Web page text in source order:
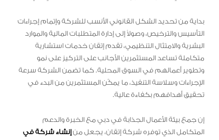
بداية من تحديد الشكل القانوني الأنسب للشركة وإتمام إجراءات
التأسيس والترخيص، وصولاً إلى إدارة المتطلبات المالية والموارد
البشرية والامتثال التنظيمي، تقدم إتقان خدمات استشارية
متكاملة تساعد المستثمرين الأجانب على التركيز على نمو
وتطوير أعمالهم في السوق المحلية. كما تضمن الشركة سرعة
الإجراءات وسلاسة التنفيذ، ما يمكّن المستثمرين من البدء في
تحقيق أهدافهم بكفاءة عالية.
إن جمع بيئة الأعمال الجذابة في دبي مع الخبرة والدعم
المتكامل الذي توفره شركة إتقان، يجعل من إنشاء شركة في